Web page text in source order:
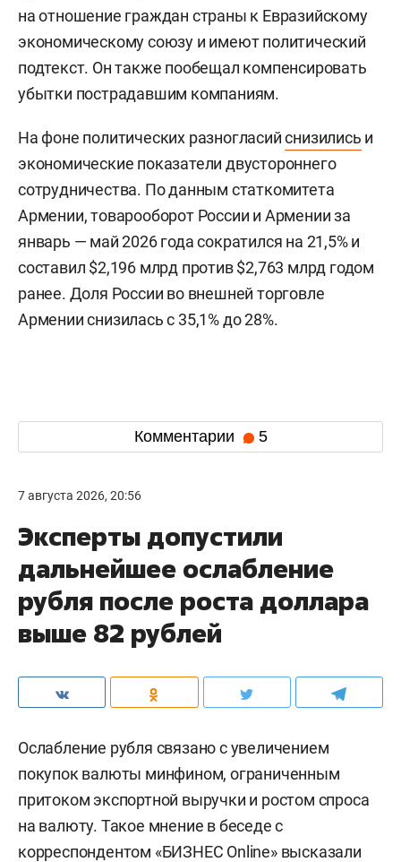
на отношение граждан страны к Евразийскому
экономическому союзу и имеют политический
подтекст. Он также пообещал компенсировать
убытки пострадавшим компаниям.
На фоне политических разногласийснизились и
экономические показатели двустороннего
сотрудничества. По данным статкомитета
Армении, товарооборот России и Армении за
январь — май 2026 года сократился на 21,5% и
составил $2,196 млрд против $2,763 млрд годом
ранее. Доля России во внешней торговле
Армении снизилась с 35,1% до 28%.
Комментарии 5
7 августа 2026, 20:56
Эксперты допустили
дальнейшее ослабление
рубля после роста доллара
выше 82 рублей
Ослабление рубля связано с увеличением
покупок валюты минфином, ограниченным
притоком экспортной выручки и ростом спроса
на валюту. Такое мнение в беседе с
корреспондентом «БИЗНЕС Online» высказали